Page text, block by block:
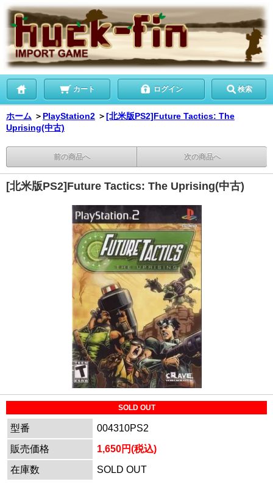
カート ログイン 検索
ホーム ＞ PlayStation2 ＞[北米版PS2]Future Tactics: The
Uprising(中古)
前の商品へ 次の商品へ
[北米版PS2]Future Tactics: The Uprising(中古)
SOLD OUT
型番
004310PS2
販売価格
1,650円(税込)
在庫数
SOLD OUT